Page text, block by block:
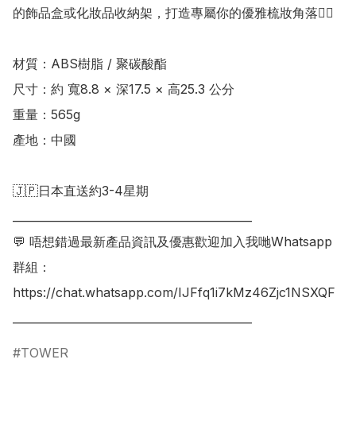
的飾品盒或化妝品收納架，打造專屬你的優雅梳妝角落👍🏻
材質：ABS樹脂 / 聚碳酸酯
尺寸：約 寬8.8 × 深17.5 × 高25.3 公分
重量：565g
產地：中國
🇯🇵日本直送約3-4星期
💬 唔想錯過最新產品資訊及優惠歡迎加入我哋Whatsapp
群組：
https://chat.whatsapp.com/IJFfq1i7kMz46Zjc1NSXQF
TOWER